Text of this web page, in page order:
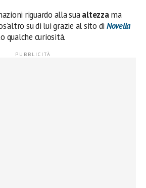
riguardo alla suaaltezzama
su di lui grazie al sito di Novella
qualche curiosità.